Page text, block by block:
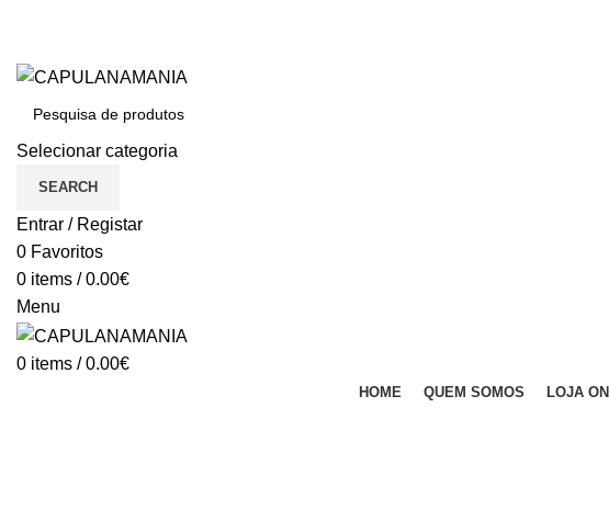
Selecionar categoria
SEARCH
Entrar / Registar
0 Favoritos
0 items / 0.00€
Menu
0 items / 0.00€
HOME QUEM SOMOS LOJA